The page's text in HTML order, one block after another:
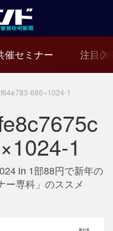
催セミナー 注目の
686×1024-1
1
in 1部88円で新年の
ー専科」のススメ